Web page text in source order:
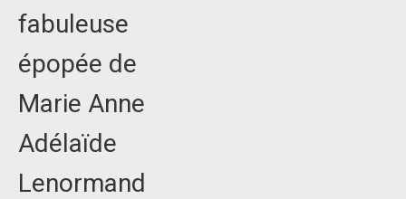
fabuleuse
épopée de
Marie Anne
Adélaïde
Lenormand